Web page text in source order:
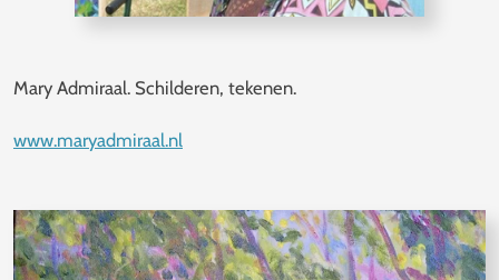
Mary Admiraal. Schilderen, tekenen.
www.maryadmiraal.nl